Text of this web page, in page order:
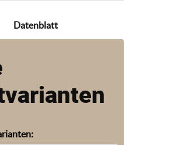
Datenblatt